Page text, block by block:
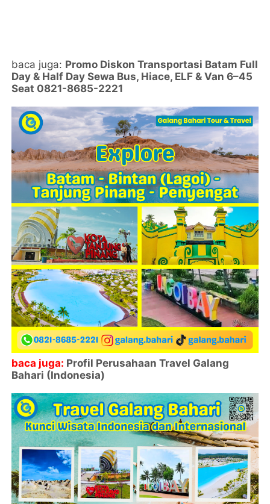
baca juga: Promo Diskon Transportasi Batam Full
Day & Half Day Sewa Bus, Hiace, ELF & Van 6–45
Seat 0821-8685-2221
baca juga: Profil Perusahaan Travel Galang
Bahari (Indonesia)